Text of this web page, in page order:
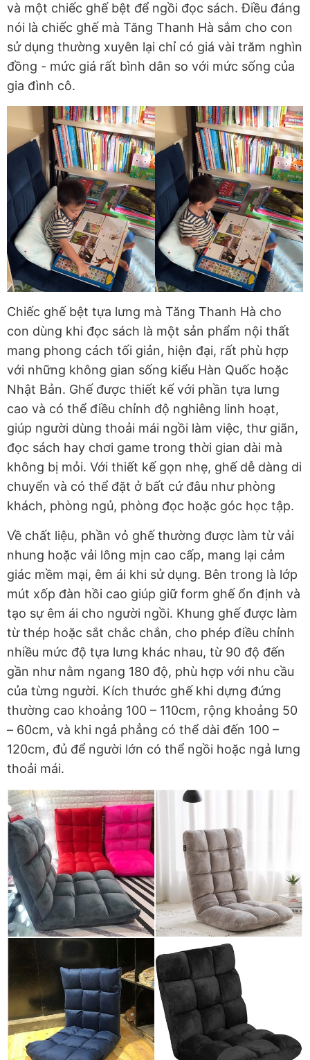
và một chiếc ghế bệt để ngồi đọc sách. Điều đáng
nói là chiếc ghế mà Tăng Thanh Hà sắm cho con
sử dụng thường xuyên lại chỉ có giá vài trăm nghìn
đồng - mức giá rất bình dân so với mức sống của
gia đình cô.
Chiếc ghế bệt tựa lưng mà Tăng Thanh Hà cho
con dùng khi đọc sách là một sản phẩm nội thất
mang phong cách tối giản, hiện đại, rất phù hợp
với những không gian sống kiểu Hàn Quốc hoặc
Nhật Bản. Ghế được thiết kế với phần tựa lưng
cao và có thể điều chỉnh độ nghiêng linh hoạt,
giúp người dùng thoải mái ngồi làm việc, thư giãn,
đọc sách hay chơi game trong thời gian dài mà
không bị mỏi. Với thiết kế gọn nhẹ, ghế dễ dàng di
chuyển và có thể đặt ở bất cứ đâu như phòng
khách, phòng ngủ, phòng đọc hoặc góc học tập.
Về chất liệu, phần vỏ ghế thường được làm từ vải
nhung hoặc vải lông mịn cao cấp, mang lại cảm
giác mềm mại, êm ái khi sử dụng. Bên trong là lớp
mút xốp đàn hồi cao giúp giữ form ghế ổn định và
tạo sự êm ái cho người ngồi. Khung ghế được làm
từ thép hoặc sắt chắc chắn, cho phép điều chỉnh
nhiều mức độ tựa lưng khác nhau, từ 90 độ đến
gần như nằm ngang 180 độ, phù hợp với nhu cầu
của từng người. Kích thước ghế khi dựng đứng
thường cao khoảng 100 – 110cm, rộng khoảng 50
– 60cm, và khi ngả phẳng có thể dài đến 100 –
120cm, đủ để người lớn có thể ngồi hoặc ngả lưng
thoải mái.